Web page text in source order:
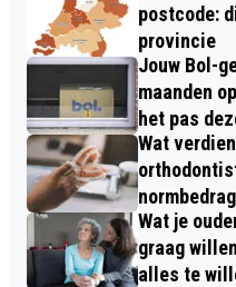
postcode:
provincie
Jouw Bol-
maanden
het pas
Wat
Wat je
graag
alles te